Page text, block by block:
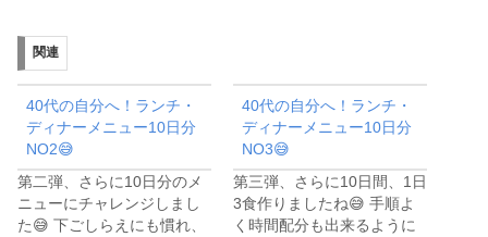
関連
40代の自分へ！ランチ・
ディナーメニュー10日分
NO2😅
第二弾、さらに10日分のメ
ニューにチャレンジしまし
た😅 下ごしらえにも慣れ、
40代の自分へ！ランチ・
ディナーメニュー10日分
NO3😅
第三弾、さらに10日間、1日
3食作りましたね😅 手順よ
く時間配分も出来るように